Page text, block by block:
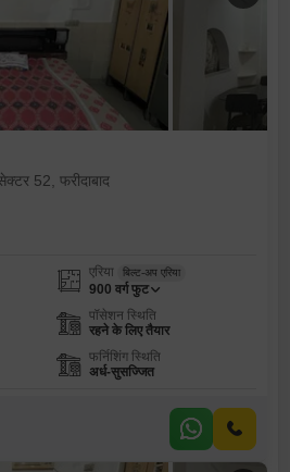
52, फरीदाबाद
एरिया बिल्ट-अप एरिया
900 वर्ग फुट
पॉसेशन स्थिति
रहने के लिए तैयार
फर्निशिंग स्थिति
अर्ध-सुसज्जित